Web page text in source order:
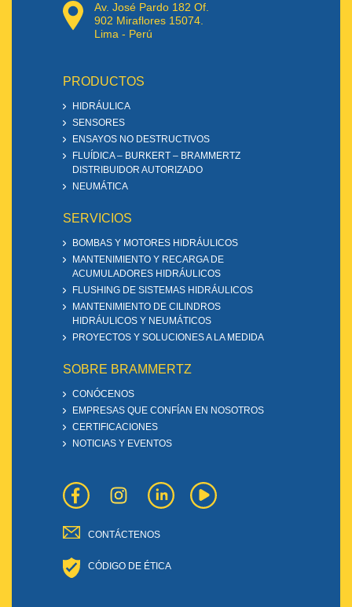
Av. José Pardo 182 Of.
902 Miraflores 15074.
Lima - Perú
PRODUCTOS
HIDRÁULICA
SENSORES
ENSAYOS NO DESTRUCTIVOS
FLUÍDICA – BURKERT – BRAMMERTZ
DISTRIBUIDOR AUTORIZADO
NEUMÁTICA
SERVICIOS
BOMBAS Y MOTORES HIDRÁULICOS
MANTENIMIENTO Y RECARGA DE
ACUMULADORES HIDRÁULICOS
FLUSHING DE SISTEMAS HIDRÁULICOS
MANTENIMIENTO DE CILINDROS
HIDRÁULICOS Y NEUMÁTICOS
PROYECTOS Y SOLUCIONES A LA MEDIDA
SOBRE BRAMMERTZ
CONÓCENOS
EMPRESAS QUE CONFÍAN EN NOSOTROS
CERTIFICACIONES
NOTICIAS Y EVENTOS
CONTÁCTENOS
CÓDIGO DE ÉTICA